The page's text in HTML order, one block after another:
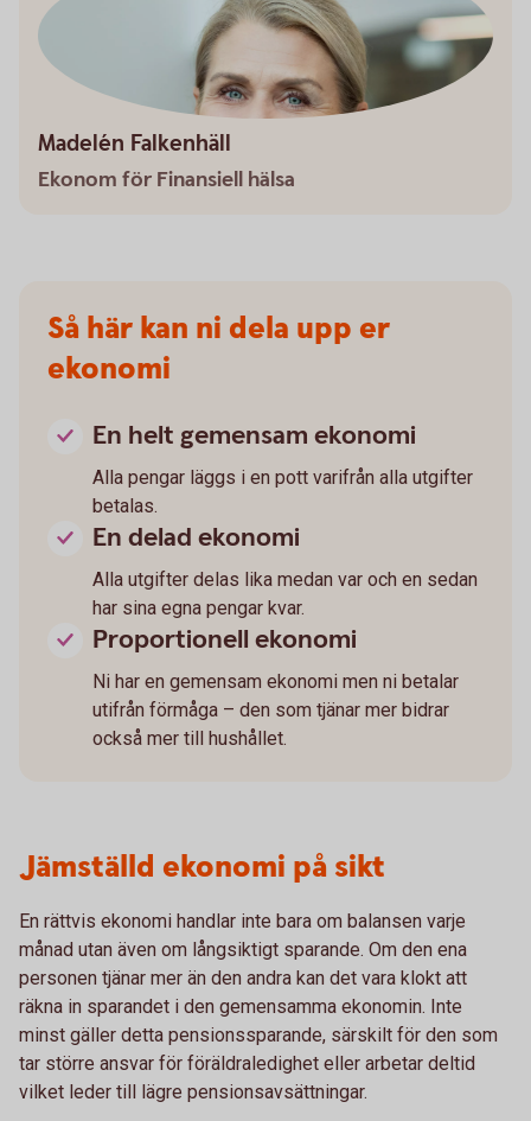
Madelén Falkenhäll
Ekonom för Finansiell hälsa
Så här kan ni dela upp er
ekonomi
En helt gemensam ekonomi
Alla pengar läggs i en pott varifrån alla utgifter
betalas.
En delad ekonomi
Alla utgifter delas lika medan var och en sedan
har sina egna pengar kvar.
Proportionell ekonomi
Ni har en gemensam ekonomi men ni betalar
utifrån förmåga – den som tjänar mer bidrar
också mer till hushållet.
Jämställd ekonomi på sikt
En rättvis ekonomi handlar inte bara om balansen varje
månad utan även om långsiktigt sparande. Om den ena
personen tjänar mer än den andra kan det vara klokt att
räkna in sparandet i den gemensamma ekonomin. Inte
minst gäller detta pensionssparande, särskilt för den som
tar större ansvar för föräldraledighet eller arbetar deltid
vilket leder till lägre pensionsavsättningar.